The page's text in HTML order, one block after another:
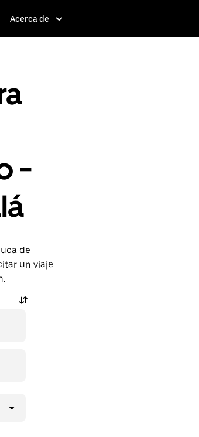
Acerca de
-
de
un viaje